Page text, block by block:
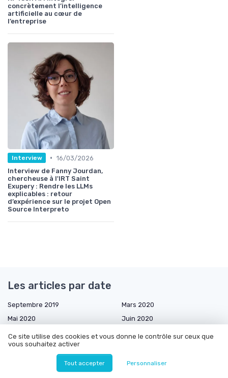
concrètement l’intelligence
artificielle au cœur de
l’entreprise
Interview • 16/03/2026
Interview de Fanny Jourdan,
chercheuse à l'IRT Saint
Exupery : Rendre les LLMs
explicables : retour
d’expérience sur le projet Open
Source Interpreto
Les articles par date
Septembre 2019
Mars 2020
Mai 2020
Juin 2020
Janvier 2021
Mai 2021
Ce site utilise des cookies et vous donne le contrôle sur ceux que
vous souhaitez activer
Tout accepter Personnaliser